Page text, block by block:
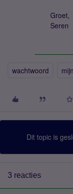
Groet,
Seren
wachtwoord
Dit topic is
3 reacties